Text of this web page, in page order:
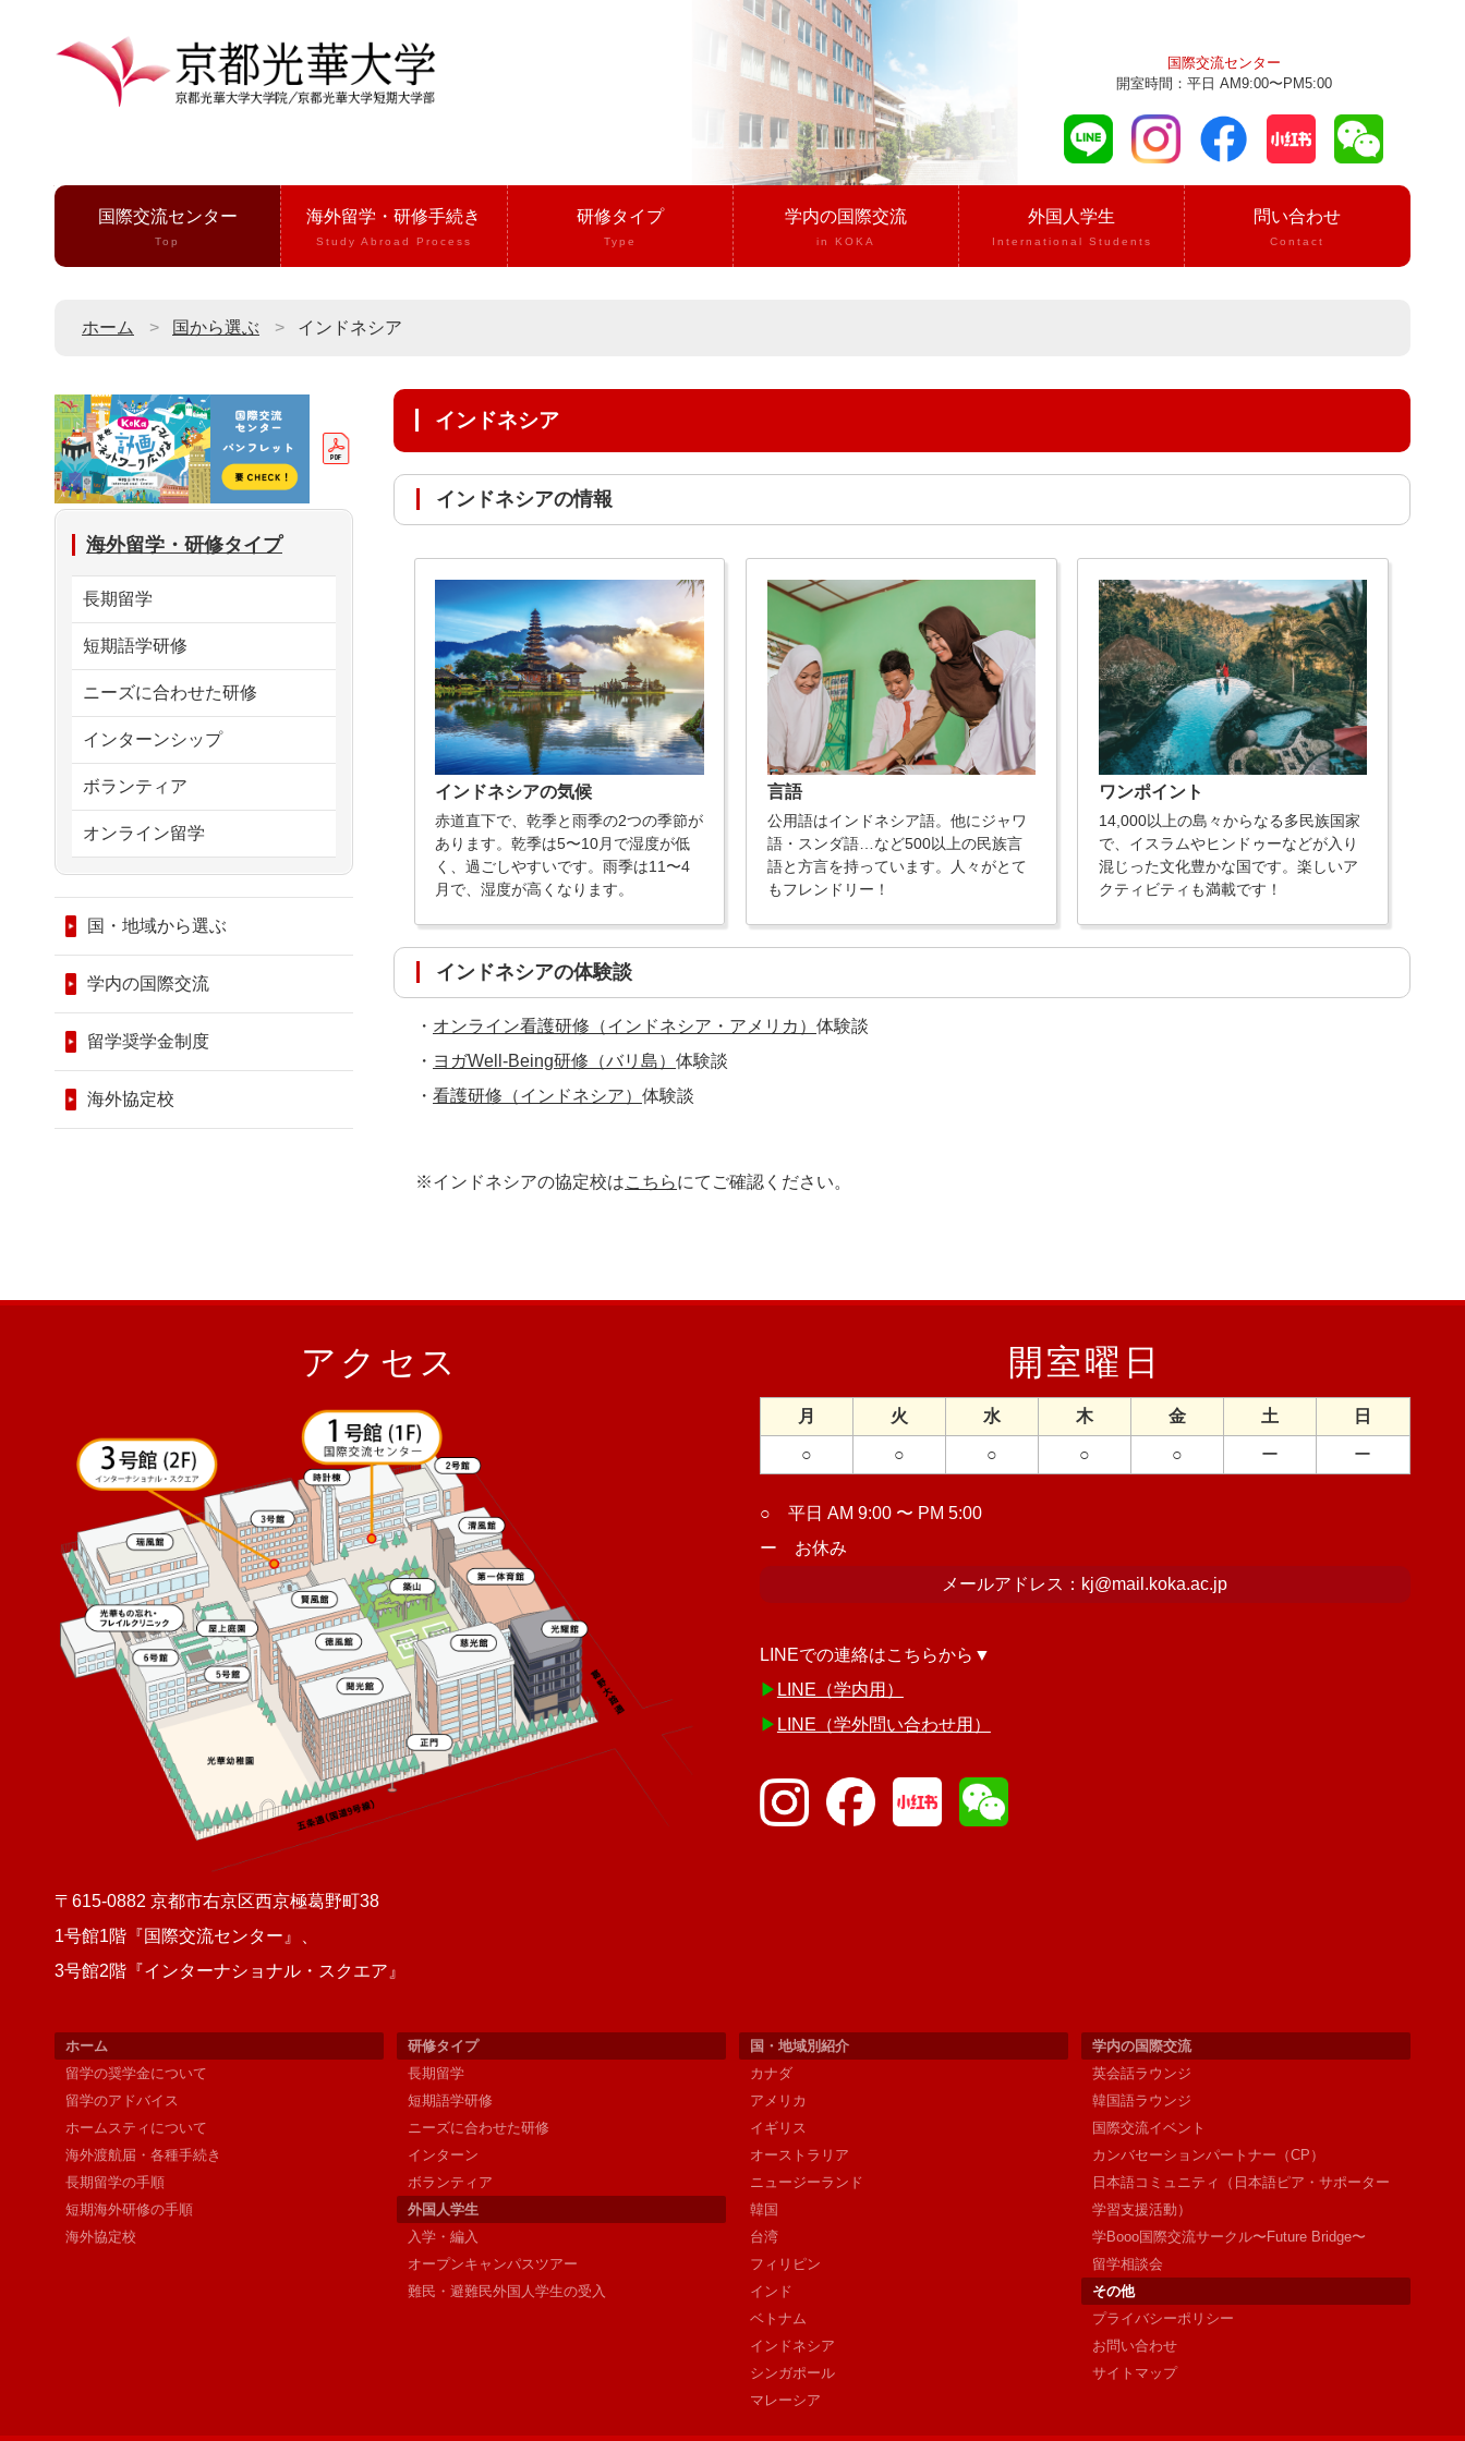
国際交流センター
開室時間：平日 AM9:00〜PM5:00
国際交流センター
Top
海外留学・研修手続き
Study Abroad Process
研修タイプ
Type
学内の国際交流
in KOKA
外国人学生
International Students
問い合わせ
Contact
ホーム 国から選ぶ インドネシア
インドネシア
インドネシアの情報
インドネシアの気候
赤道直下で、乾季と雨季の2つの季節が
あります。乾季は5〜10月で湿度が低
く、過ごしやすいです。雨季は11〜4
月で、湿度が高くなります。
言語
公用語はインドネシア語。他にジャワ
語・スンダ語…など500以上の民族言
語と方言を持っています。人々がとて
もフレンドリー！
ワンポイント
14,000以上の島々からなる多民族国家
で、イスラムやヒンドゥーなどが入り
混じった文化豊かな国です。楽しいア
クティビティも満載です！
インドネシアの体験談
・ オンライン看護研修（インドネシア・アメリカ） 体験談
・ ヨガWell-Being研修（バリ島） 体験談
・ 看護研修（インドネシア） 体験談
※インドネシアの協定校はこちらにてご確認ください。
海外留学・研修タイプ
長期留学
短期語学研修
ニーズに合わせた研修
インターンシップ
ボランティア
オンライン留学
国・地域から選ぶ
学内の国際交流
留学奨学金制度
海外協定校
アクセス
〒615-0882 京都市右京区西京極葛野町38
1号館1階『国際交流センター』、
3号館2階『インターナショナル・スクエア 』
開室曜日
月 火 水 木 金 土 日
○ ○ ○ ○ ○ ー ー
○ 平日 AM 9:00 〜 PM 5:00
ー お休み
メールアドレス：kj
mail.koka.ac.jp
LINEでの連絡はこちらから▼
▶︎ LINE（学内用）
▶︎ LINE（学外問い合わせ用）
ホーム
留学の奨学金について
留学のアドバイス
ホームスティについて
海外渡航届・各種手続き
長期留学の手順
短期海外研修の手順
海外協定校
研修タイプ
長期留学
短期語学研修
ニーズに合わせた研修
インターン
ボランティア
外国人学生
入学・編入
オープンキャンパスツアー
難民・避難民外国人学生の受入
国・地域別紹介
カナダ
アメリカ
イギリス
オーストラリア
ニュージーランド
韓国
台湾
フィリピン
インド
ベトナム
インドネシア
シンガポール
マレーシア
学内の国際交流
英会話ラウンジ
韓国語ラウンジ
国際交流イベント
カンバセーションパートナー（CP）
日本語コミュニティ（日本語ピア・サポーター
学習支援活動）
学Booo国際交流サークル〜Future Bridge〜
留学相談会
その他
プライバシーポリシー
お問い合わせ
サイトマップ